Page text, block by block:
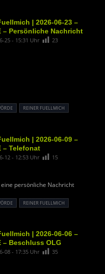
| 2026-06-23 –
– Persönliche Nachricht
25 - 15:31 Uhr 23
REINER FUELLMICH
| 2026-06-09 –
– Telefonat
12 - 12:53 Uhr 15
persönliche Nachricht
REINER FUELLMICH
| 2026-06-06 –
– Beschluss OLG
08 - 17:35 Uhr 35